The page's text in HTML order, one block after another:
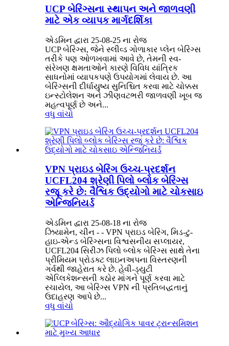
UCP બેરિંગ્સના સ્થાપન અને જાળવણી
માટે એક વ્યાપક માર્ગદર્શિકા
એડમિન દ્વારા 25-08-25 ના રોજ
UCP બેરિંગ્સ, જેને સ્લીવ્ડ ગોળાકાર પ્લેન બેરિંગ્સ
તરીકે પણ ઓળખવામાં આવે છે, તેમની સ્વ-
સંરેખણ ક્ષમતાઓને કારણે વિવિધ યાંત્રિક
સાધનોમાં વ્યાપકપણે ઉપયોગમાં લેવાય છે. આ
બેરિંગ્સની દીર્ધાયુષ્ય સુનિશ્ચિત કરવા માટે ચોક્કસ
ઇન્સ્ટોલેશન અને ઝીણવટભરી જાળવણી ખૂબ જ
મહત્વપૂર્ણ છે અને...
વધુ વાંચો
VPN પ્રાઇડ બેરિંગ ઉચ્ચ-પ્રદર્શન
UCFL204 શ્રેણી પિલો બ્લોક બેરિંગ્સ
રજૂ કરે છે: વૈશ્વિક ઉદ્યોગો માટે ચોકસાઇ
એન્જિનિયર્ડ
એડમિન દ્વારા 25-08-18 ના રોજ
ઝિયામેન, ચીન - - VPN પ્રાઇડ બેરિંગ, મિડ-ટુ-
હાઇ-એન્ડ બેરિંગ્સના વિશ્વસનીય સપ્લાયર,
UCFL204 સિરીઝ પિલો બ્લોક બેરિંગ્સ સાથે તેના
પ્રીમિયમ પ્રોડક્ટ લાઇનઅપના વિસ્તરણની
ગર્વથી જાહેરાત કરે છે. હેવી-ડ્યુટી
એપ્લિકેશન્સની કઠોર માંગને પૂર્ણ કરવા માટે
રચાયેલ, આ બેરિંગ્સ VPN ની પ્રતિબદ્ધતાનું
ઉદાહરણ આપે છે...
વધુ વાંચો